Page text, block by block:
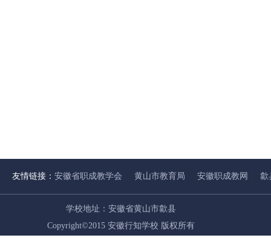
友情链接： 安徽省职成教学会 黄山市教育局 安徽职成教网 歙
学校地址：安徽省黄山市歙县
Copyright©2015 安徽行知学校 版权所有